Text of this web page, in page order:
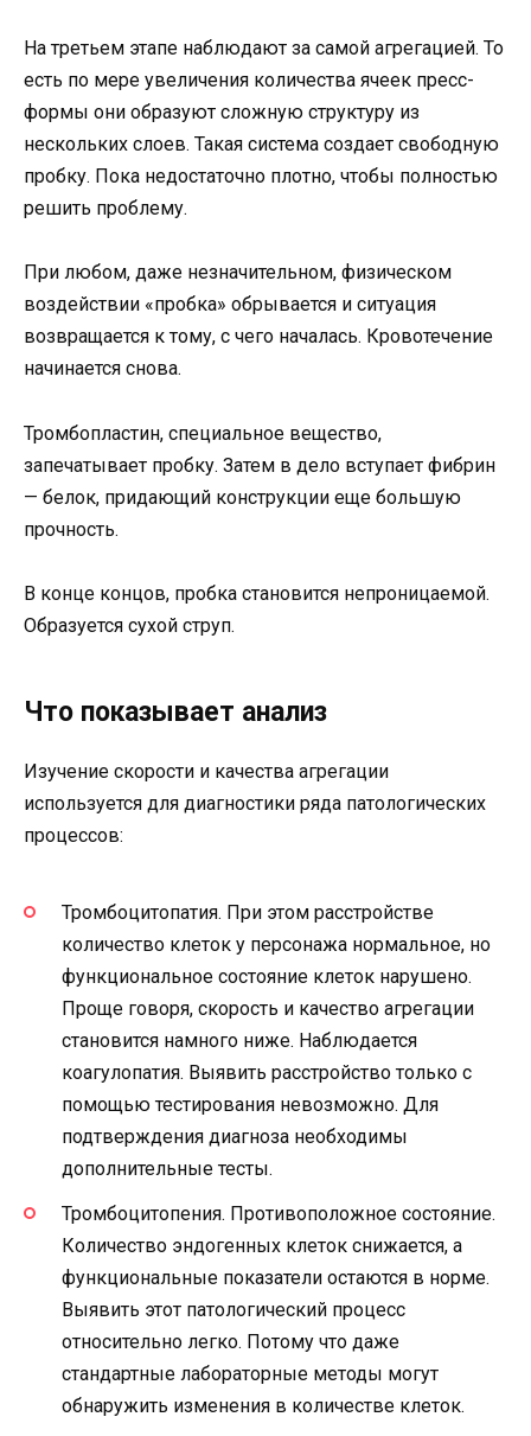
На третьем этапе наблюдают за самой агрегацией. То
есть по мере увеличения количества ячеек пресс-
формы они образуют сложную структуру из
нескольких слоев. Такая система создает свободную
пробку. Пока недостаточно плотно, чтобы полностью
решить проблему.
При любом, даже незначительном, физическом
воздействии «пробка» обрывается и ситуация
возвращается к тому, с чего началась. Кровотечение
начинается снова.
Тромбопластин, специальное вещество,
запечатывает пробку. Затем в дело вступает фибрин
— белок, придающий конструкции еще большую
прочность.
В конце концов, пробка становится непроницаемой.
Образуется сухой струп.
Что показывает анализ
Изучение скорости и качества агрегации
используется для диагностики ряда патологических
процессов:
Тромбоцитопатия. При этом расстройстве
количество клеток у персонажа нормальное, но
функциональное состояние клеток нарушено.
Проще говоря, скорость и качество агрегации
становится намного ниже. Наблюдается
коагулопатия. Выявить расстройство только с
помощью тестирования невозможно. Для
подтверждения диагноза необходимы
дополнительные тесты.
Тромбоцитопения. Противоположное состояние.
Количество эндогенных клеток снижается, а
функциональные показатели остаются в норме.
Выявить этот патологический процесс
относительно легко. Потому что даже
стандартные лабораторные методы могут
обнаружить изменения в количестве клеток.